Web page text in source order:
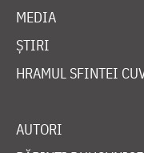
MEDIA
ȘTIRI
HRAMUL SFINTEI
AUTORI